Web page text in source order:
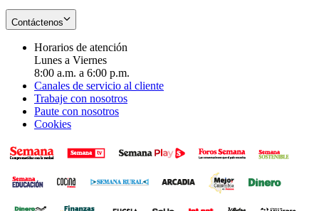
Contáctenos
Horarios de atención
Lunes a Viernes
8:00 a.m. a 6:00 p.m.
Canales de servicio al cliente
Trabaje con nosotros
Paute con nosotros
Cookies